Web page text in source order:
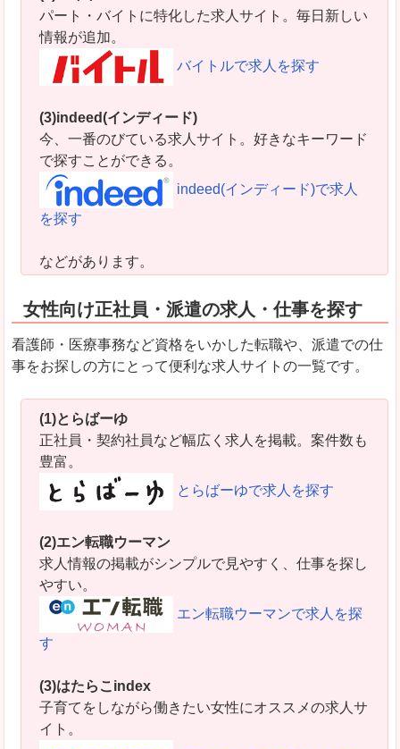
パート・バイトに特化した求人サイト。毎日新しい
情報が追加。
バイトルで求人を探す
(3)indeed(インディード)
今、一番のびている求人サイト。好きなキーワード
で探すことができる。
indeed(インディード)で求人
を探す
などがあります。
女性向け正社員・派遣の求人・仕事を探す
看護師・医療事務など資格をいかした転職や、派遣での仕
事をお探しの方にとって便利な求人サイトの一覧です。
(1)とらばーゆ
正社員・契約社員など幅広く求人を掲載。案件数も
豊富。
とらばーゆで求人を探す
(2)エン転職ウーマン
求人情報の掲載がシンプルで見やすく、仕事を探し
やすい。
エン転職ウーマンで求人を探
す
(3)はたらこindex
子育てをしながら働きたい女性にオススメの求人サ
イト。